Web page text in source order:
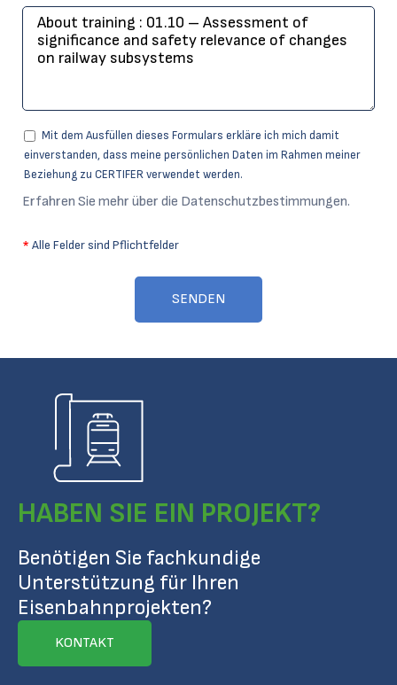
Mit dem Ausfüllen dieses Formulars erkläre ich mich damit
einverstanden, dass meine persönlichen Daten im Rahmen meiner
Beziehung zu CERTIFER verwendet werden.
Erfahren Sie mehr über die Datenschutzbestimmungen.
* Alle Felder sind Pflichtfelder
HABEN SIE EIN PROJEKT?
Benötigen Sie fachkundige
Unterstützung für Ihren
Eisenbahnprojekten?
KONTAKT